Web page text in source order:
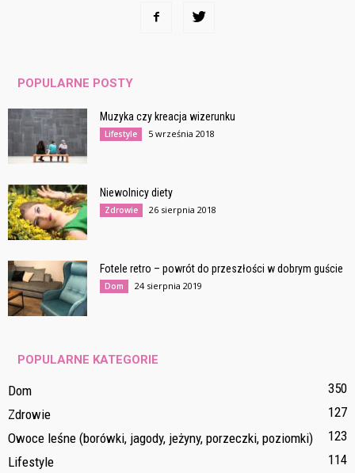
POPULARNE POSTY
Muzyka czy kreacja wizerunku
Lifestyle 5 września 2018
Niewolnicy diety
Zdrowie 26 sierpnia 2018
Fotele retro – powrót do przeszłości w dobrym guście
Dom 24 sierpnia 2019
POPULARNE KATEGORIE
Dom
350
Zdrowie
127
Owoce leśne (borówki, jagody, jeżyny, porzeczki, poziomki)
123
Lifestyle
114